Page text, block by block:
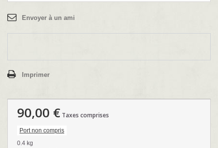
Envoyer à un ami
Imprimer
90,00 € Taxes comprises
Port non compris
0.4 kg